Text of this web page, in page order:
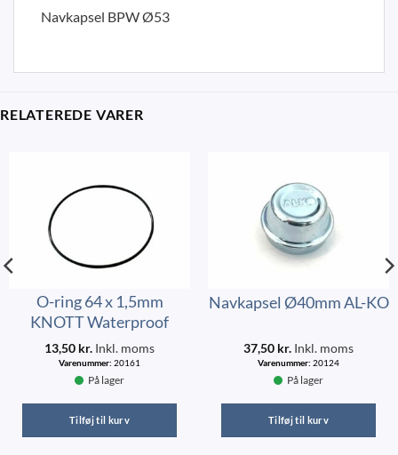
Navkapsel BPW Ø53
RELATEREDE VARER
O-ring 64 x 1,5mm
KNOTT Waterproof
13,50 kr. Inkl. moms
Varenummer: 20161
På lager
Tilføj til kurv
Navkapsel Ø40mm AL-KO
37,50 kr. Inkl. moms
Varenummer: 20124
På lager
Tilføj til kurv